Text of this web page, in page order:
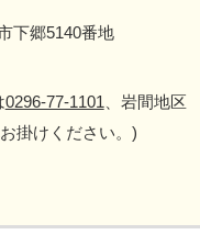
下郷5140番地
0296-77-1101 、岩間地区
掛けください。)